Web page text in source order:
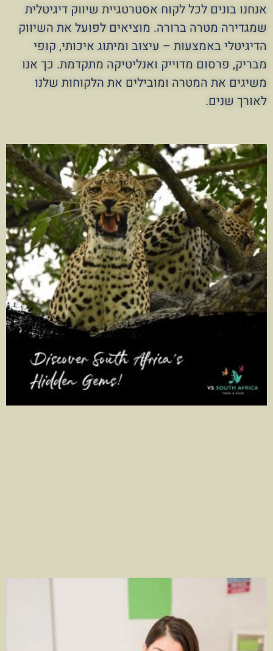
אנחנו בונים לכל לקוח אסטרטגיית שיווק דיגיטלית
שמגדירה מטרה ברורה. מוציאים לפועל את השיווק
הדיגיטלי באמצעות – עיצוב ומיתוג איכותי, קופי
מבריק, פרסום מדוייק ואנליטיקה מתקדמת. כך אנו
משיגים את המטרה ומובילים את הלקוחות שלנו
לאורך שנים.